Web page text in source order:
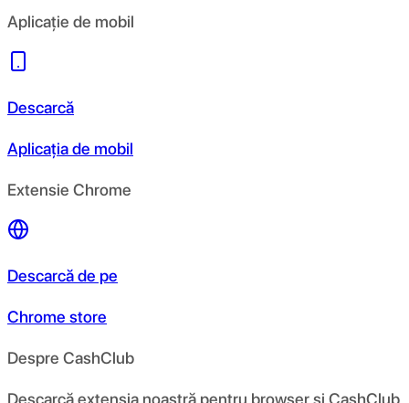
Aplicație de mobil
Descarcă
Aplicația de mobil
Extensie Chrome
Descarcă de pe
Chrome store
Despre CashClub
Descarcă extensia noastră pentru browser și CashClub